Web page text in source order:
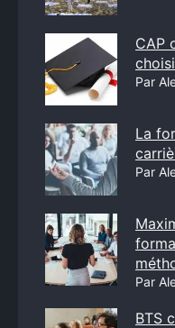
CAP
Par
La
Par
Par
BTS